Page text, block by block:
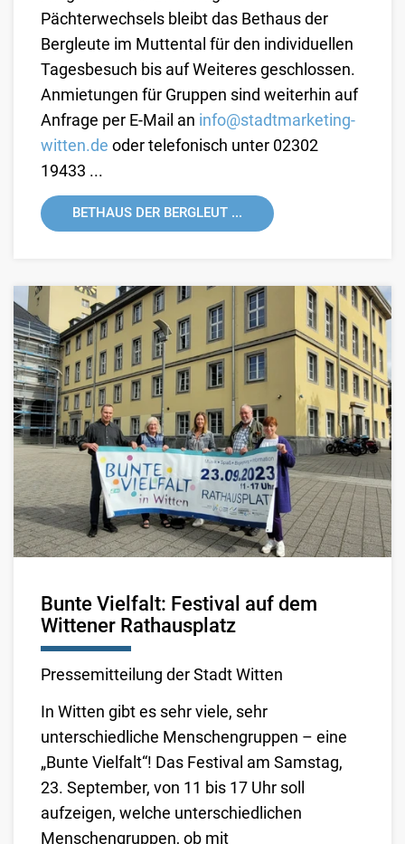
Pächterwechsels bleibt das Bethaus der
Bergleute im Muttental für den individuellen
Tagesbesuch bis auf Weiteres geschlossen.
Anmietungen für Gruppen sind weiterhin auf
Anfrage per E-Mail an info@stadtmarketing-
witten.de oder telefonisch unter 02302
19433 ...
BETHAUS DER BERGLEUT ...
Bunte Vielfalt: Festival auf dem
Wittener Rathausplatz
Pressemitteilung der Stadt Witten
In Witten gibt es sehr viele, sehr
unterschiedliche Menschengruppen – eine
„Bunte Vielfalt“! Das Festival am Samstag,
23. September, von 11 bis 17 Uhr soll
aufzeigen, welche unterschiedlichen
Menschengruppen, ob mit